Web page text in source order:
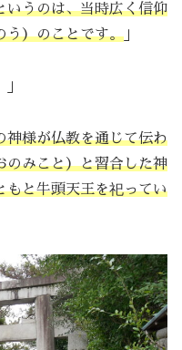
いうのは、当時広く信仰
う）のことです。 」
神様が仏教を通じて伝わ
のみこと）と習合した神
もと牛頭天王を祀ってい